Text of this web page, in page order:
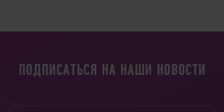
ПОДПИСАТЬСЯ НА НАШИ НОВОСТИ